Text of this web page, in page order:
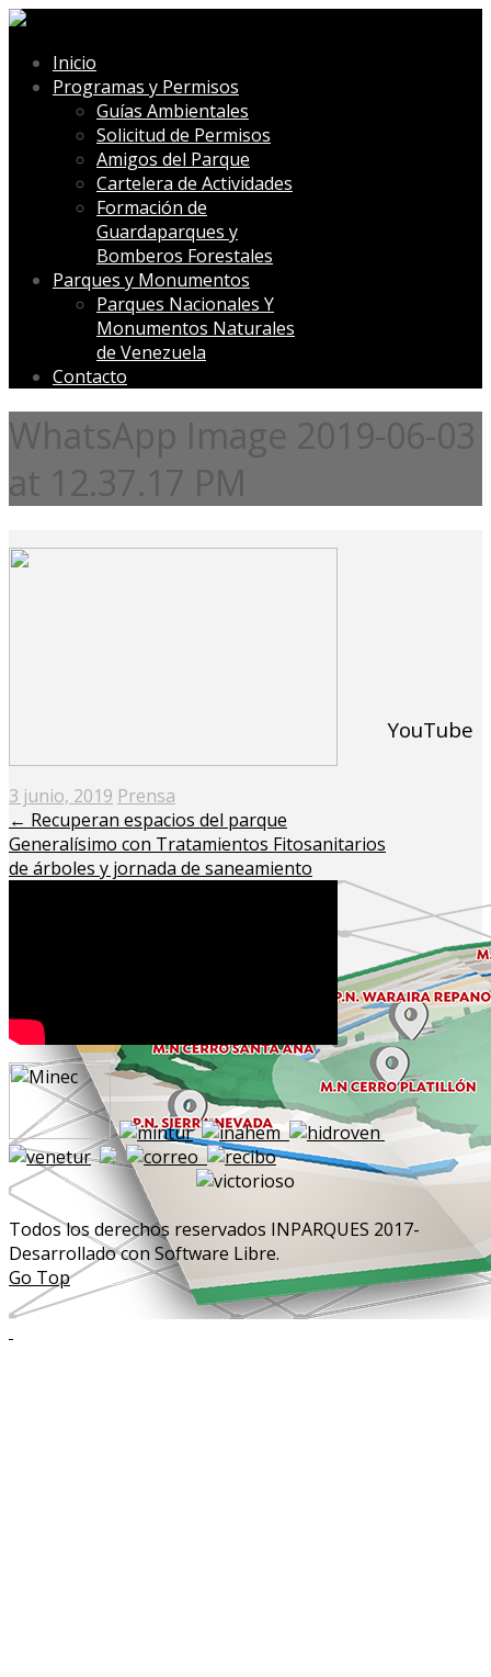
Inicio
Programas y Permisos
Guías Ambientales
Solicitud de Permisos
Amigos del Parque
Cartelera de Actividades
Formación de
Guardaparques y
Bomberos Forestales
Parques y Monumentos
Parques Nacionales Y
Monumentos Naturales
de Venezuela
Contacto
WhatsApp Image 2019-06-03
at 12.37.17 PM
Posted
on
3 junio, 2019 Prensa
← Recuperan espacios del parque
Generalísimo con Tratamientos Fitosanitarios
de árboles y jornada de saneamiento
YouTube
Todos los derechos reservados INPARQUES 2017-
Desarrollado con Software Libre.
Go Top